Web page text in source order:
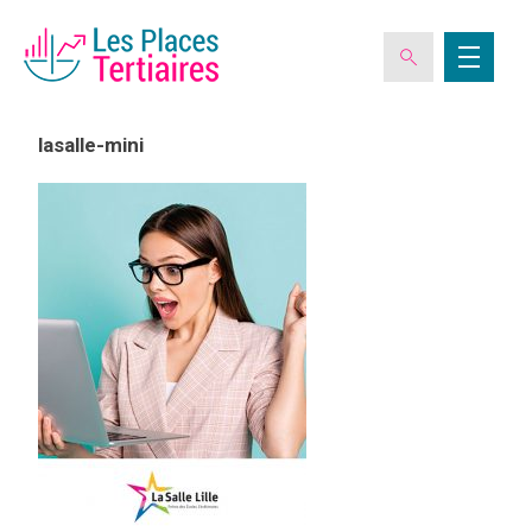
ESPACE ADHÉRENT
L’ASSOCIATION
LES CLUBS DES PLACES TERTIAIRES
VERIQUALIS
EVÉNEMENTS
lasalle-mini